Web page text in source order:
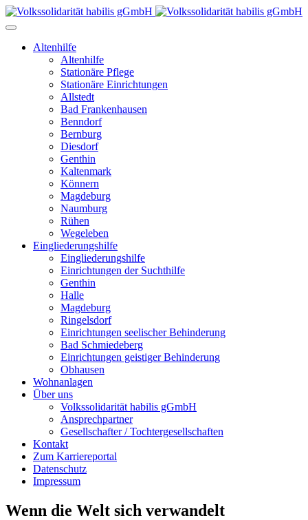
Altenhilfe
Altenhilfe
Stationäre Pflege
Stationäre Einrichtungen
Allstedt
Bad Frankenhausen
Benndorf
Bernburg
Diesdorf
Genthin
Kaltenmark
Könnern
Magdeburg
Naumburg
Rühen
Wegeleben
Eingliederungshilfe
Eingliederungshilfe
Einrichtungen der Suchthilfe
Genthin
Halle
Magdeburg
Ringelsdorf
Einrichtungen seelischer Behinderung
Bad Schmiedeberg
Einrichtungen geistiger Behinderung
Obhausen
Wohnanlagen
Über uns
Volkssolidarität habilis gGmbH
Ansprechpartner
Gesellschafter / Tochtergesellschaften
Kontakt
Zum Karriereportal
Datenschutz
Impressum
Wenn die Welt sich verwandelt